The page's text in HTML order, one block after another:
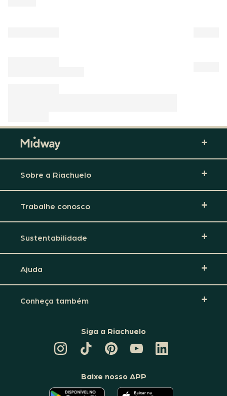
Sobre a Riachuelo
Trabalhe conosco
Sustentabilidade
Ajuda
Conheça também
Siga a Riachuelo
TIKTOK
DA
PINTEREST
DA
CANAL
DA
RIACHUELO
LINKEDIN
DA
Baixe nosso APP
O O